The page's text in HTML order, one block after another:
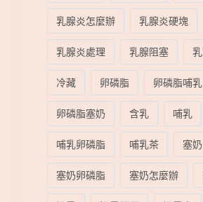
乳腺炎怎麼辦
乳腺炎硬塊
乳腺炎處理
乳腺阻塞
冷藏
卵磷脂
卵磷脂哺乳
卵磷脂塞奶
含乳
哺乳
哺乳卵磷脂
哺乳茶
塞奶
塞奶卵磷脂
塞奶怎麼辦